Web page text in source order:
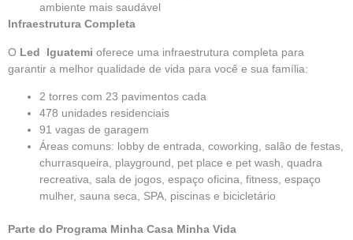
ambiente mais saudável
Infraestrutura Completa
O Led Iguatemi oferece uma infraestrutura completa para
garantir a melhor qualidade de vida para você e sua família:
2 torres com 23 pavimentos cada
478 unidades residenciais
91 vagas de garagem
Áreas comuns: lobby de entrada, coworking, salão de festas,
churrasqueira, playground, pet place e pet wash, quadra
recreativa, sala de jogos, espaço oficina, fitness, espaço
mulher, sauna seca, SPA, piscinas e bicicletário
Parte do Programa Minha Casa Minha Vida